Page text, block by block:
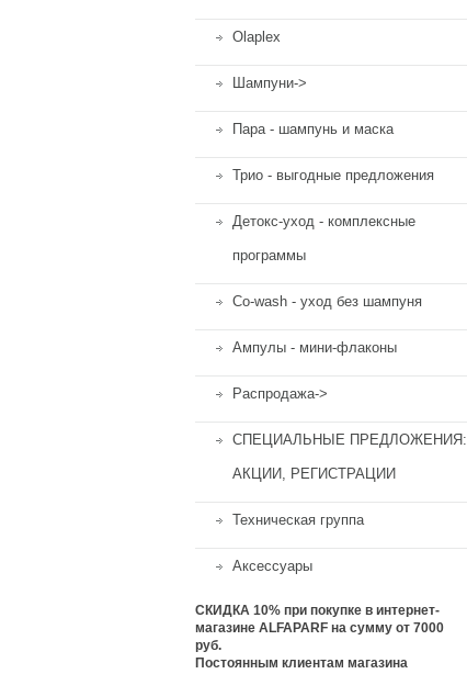
Olaplex
Шампуни->
Пара - шампунь и маска
Трио - выгодные предложения
Детокс-уход - комплексные
программы
Co-wash - уход без шампуня
Ампулы - мини-флаконы
Распродажа->
СПЕЦИАЛЬНЫЕ ПРЕДЛОЖЕНИЯ:
АКЦИИ, РЕГИСТРАЦИИ
Техническая группа
Аксессуары
СКИДКА 10% при покупке в интернет-
магазине ALFAPARF на сумму от 7000
руб.
Постоянным клиентам магазина